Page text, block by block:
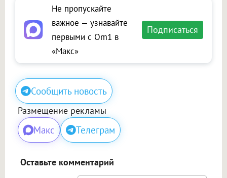
Не пропускайте
важное — узнавайте
первыми с Om1 в
«Макс»
Подписаться
Сообщить новость
Размещение рекламы
Макс Телеграм
Оставьте комментарий